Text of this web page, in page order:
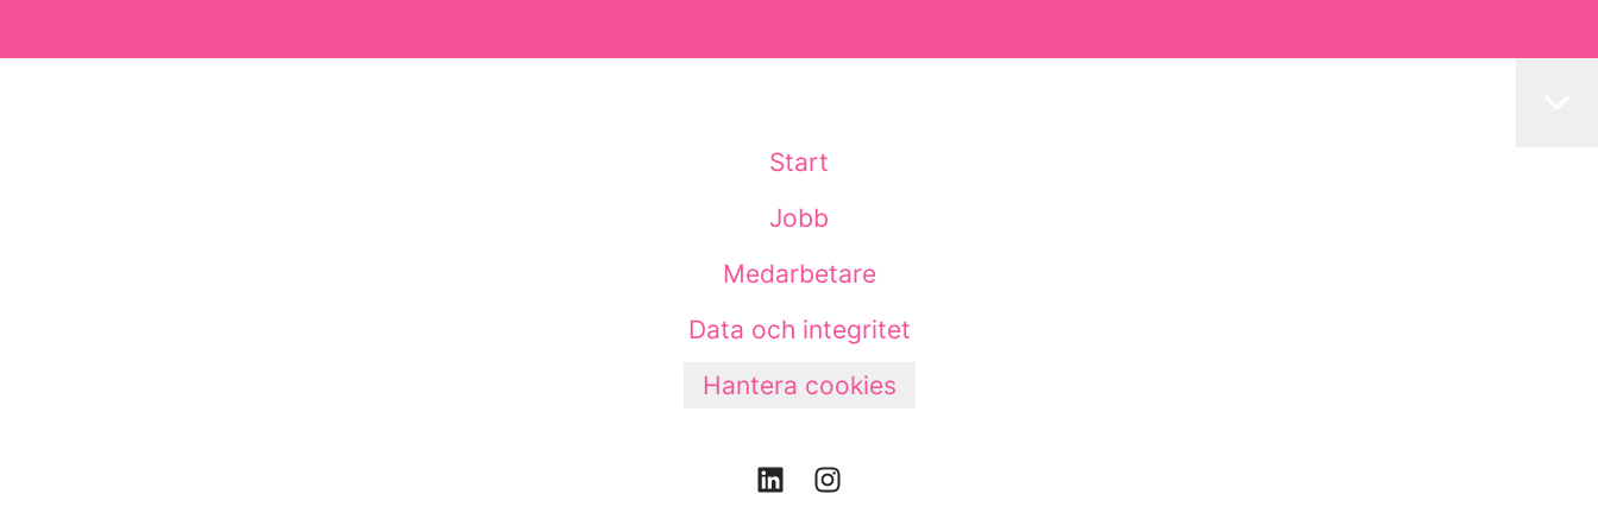
Start
Jobb
Medarbetare
Data och integritet
Hantera cookies